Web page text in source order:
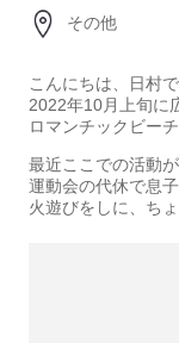
その他
こんにちは、日村で
2022年10月上旬に
ロマンチックビー
最近ここでの活動が
運動会の代休で息
火遊びをしに、ち